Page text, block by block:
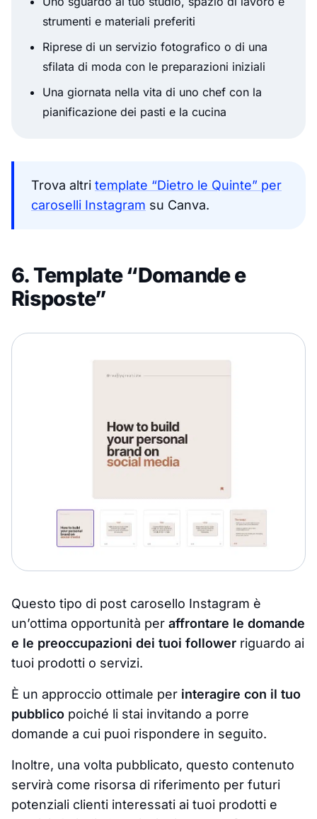
strumenti e materiali preferiti
Riprese di un servizio fotografico o di una
sfilata di moda con le preparazioni iniziali
Una giornata nella vita di uno chef con la
pianificazione dei pasti e la cucina
Trova altri template “Dietro le Quinte” per
caroselli Instagram su Canva.
6. Template “Domande e
Risposte”
Questo tipo di post carosello Instagram è
un’ottima opportunità per affrontare le domande
e le preoccupazioni dei tuoi follower riguardo ai
tuoi prodotti o servizi.
È un approccio ottimale per interagire con il tuo
pubblico poiché li stai invitando a porre
domande a cui puoi rispondere in seguito.
Inoltre, una volta pubblicato, questo contenuto
servirà come risorsa di riferimento per futuri
potenziali clienti interessati ai tuoi prodotti e